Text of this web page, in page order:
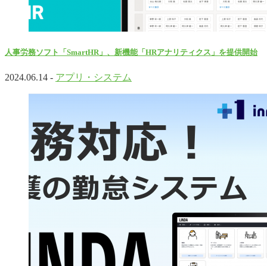
人事労務ソフト「SmartHR」、新機能「HRアナリティクス」を提供開始
2024.06.14 - アプリ・システム